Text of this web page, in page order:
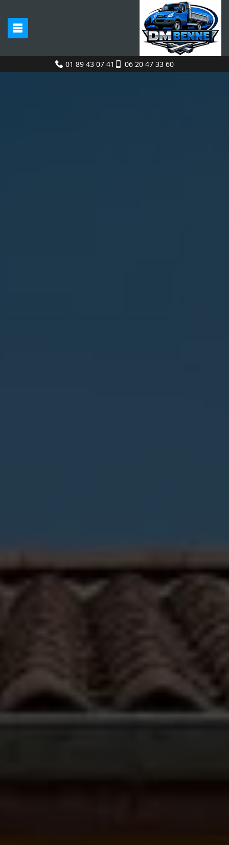
01 89 43 07 41 06 20 47 33 60